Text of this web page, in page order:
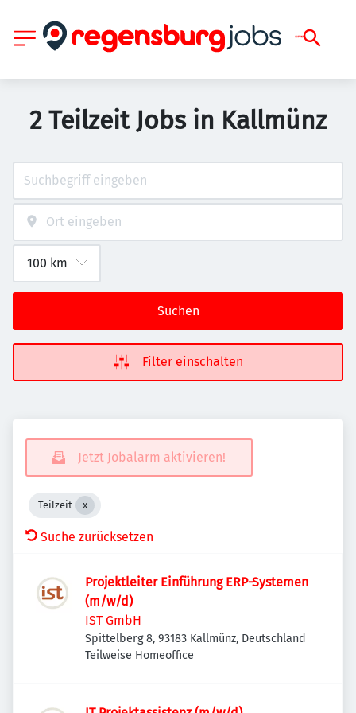
2 Teilzeit Jobs in Kallmünz
Suchen
Filter einschalten
Jetzt Jobalarm aktivieren!
Teilzeit
Suche zurücksetzen
Projektleiter Einführung ERP-Systemen
(m/w/d)
IST GmbH
Spittelberg 8, 93183 Kallmünz, Deutschland
Teilweise Homeoffice